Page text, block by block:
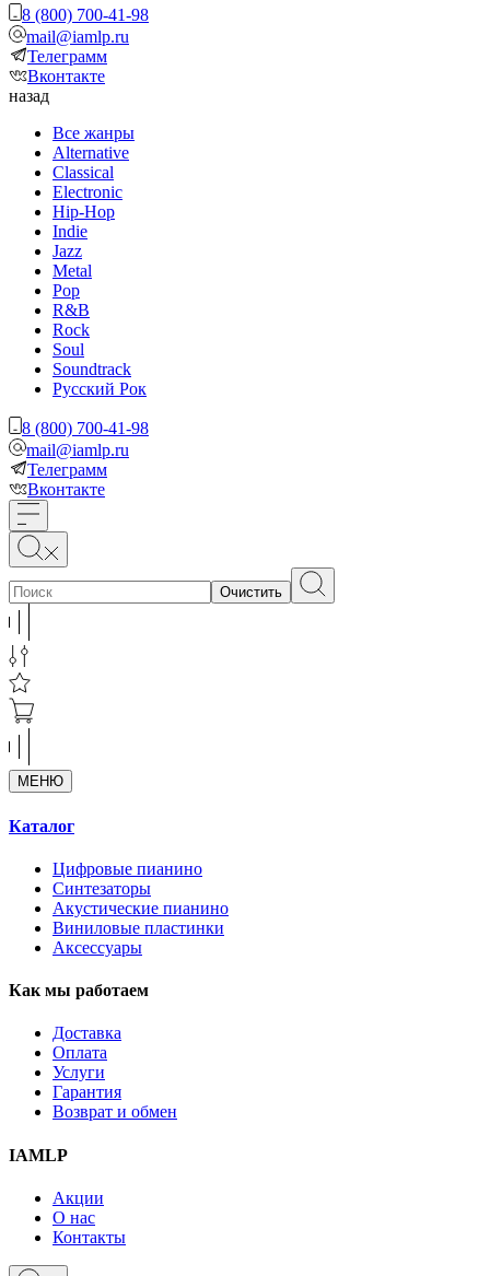
8 (800) 700-41-98
mail@iamlp.ru
Телеграмм
Вконтакте
назад
Все жанры
Alternative
Classical
Electronic
Hip-Hop
Indie
Jazz
Metal
Pop
R&B
Rock
Soul
Soundtrack
Русский Рок
8 (800) 700-41-98
mail@iamlp.ru
Телеграмм
Вконтакте
Очистить
МЕНЮ
Каталог
Цифровые пианино
Синтезаторы
Акустические пианино
Виниловые пластинки
Аксессуары
Как мы работаем
Доставка
Оплата
Услуги
Гарантия
Возврат и обмен
IAMLP
Акции
О нас
Контакты